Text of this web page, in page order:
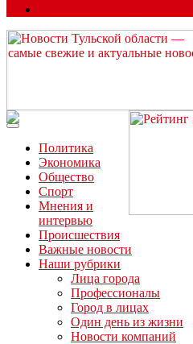
Читайте последние новости дня в
“ЗаНовомосковск”
Политика
Экономика
Общество
Спорт
Мнения и
интервью
Происшествия
Важные новости
Наши рубрики
Лица города
Профессионалы
Город в лицах
Один день из жизни
Новости компаний